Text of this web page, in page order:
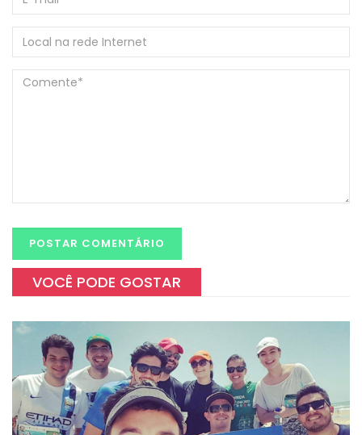
VOCÊ PODE GOSTAR